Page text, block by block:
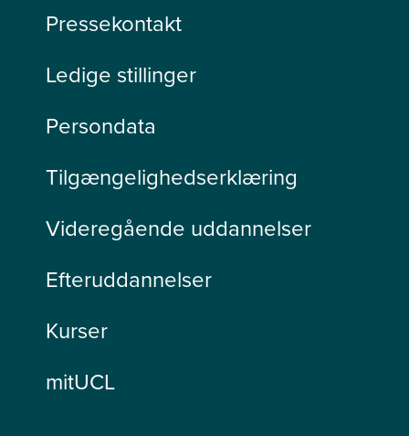
Pressekontakt
Ledige stillinger
Persondata
Tilgængelighedserklæring
Videregående uddannelser
Efteruddannelser
Kurser
mitUCL